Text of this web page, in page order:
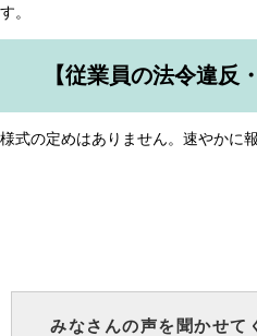
す。​
【従業員の法令違反
様式の定めはありません。速やかに
みなさんの声を聞かせて